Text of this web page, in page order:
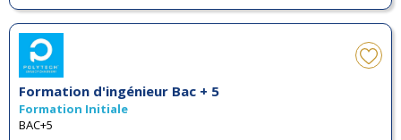
Formation d'ingénieur Bac + 5
Formation Initiale
BAC+5